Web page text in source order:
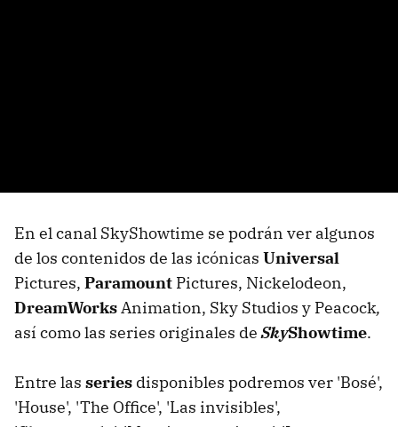
En el canal SkyShowtime se podrán ver algunos
de los contenidos de las icónicas Universal
Pictures, Paramount Pictures, Nickelodeon,
DreamWorksAnimation, Sky Studios y Peacock,
así como las series originales deSkyShowtime.
Entre las series disponibles podremos ver 'Bosé',
'House', 'The Office', 'Las invisibles',